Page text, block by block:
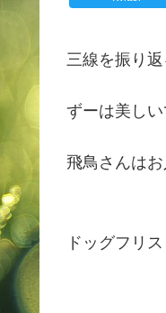
三線を振り
ずーは美しい
飛鳥さんは
ドッグフリ